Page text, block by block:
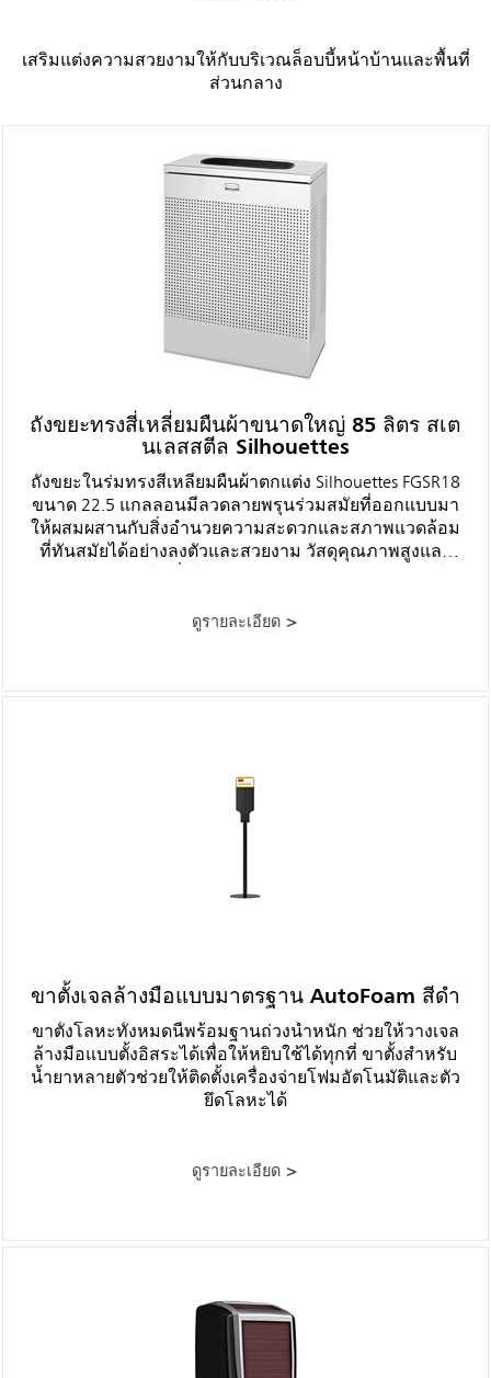
เสริมแต่งความสวยงามให้กับบริเวณล็อบบี้หน้าบ้านและพื้นที่
ส่วนกลาง
ถังขยะทรงสี่เหลี่ยมผืนผ้าขนาดใหญ่ 85 ลิตร สเต
นเลสสตีล Silhouettes
ถังขยะในร่มทรงสี่เหลี่ยมผืนผ้าตกแต่ง Silhouettes FGSR18
ขนาด 22.5 แกลลอนมีลวดลายพรุนร่วมสมัยที่ออกแบบมา
ให้ผสมผสานกับสิ่งอำนวยความสะดวกและสภาพแวดล้อม
ที่ทันสมัยได้อย่างลงตัวและสวยงาม วัสดุคุณภาพสูงและ
ดูรายละเอียด >
ขาตั้งเจลล้างมือแบบมาตรฐาน AutoFoam สีดำ
ขาตั้งโลหะทั้งหมดนี้พร้อมฐานถ่วงน้ำหนัก ช่วยให้วางเจล
ล้างมือแบบตั้งอิสระได้เพื่อให้หยิบใช้ได้ทุกที่ ขาตั้งสำหรับ
น้ำยาหลายตัวช่วยให้ติดตั้งเครื่องจ่ายโฟมอัตโนมัติและตัว
ยึดโลหะได้
ดูรายละเอียด >